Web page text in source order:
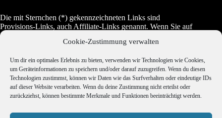
Cookie-Zustimmung verwalten
Um dir ein optimales Erlebnis zu bieten, verwenden wir Technologien wie Cookies,
um Geräteinformationen zu speichern und/oder darauf zuzugreifen. Wenn du diesen
Technologien zustimmst, können wir Daten wie das Surfverhalten oder eindeutige IDs
auf dieser Website verarbeiten. Wenn du deine Zustimmung nicht erteilst oder
zurückziehst, können bestimmte Merkmale und Funktionen beeinträchtigt werden.
Die mit Sternchen (*) gekennzeichneten Links sind
Provisions-Links, auch Affiliate-Links genannt. Wenn Sie auf
einen solchen Link klicken und auf der Zielseite etwas kaufen,
bekommen wir vom betreffenden Anbieter oder Online-Shop
beim Kauf oder beim Preis, manchmal wird es dadurch sogar
etwas günstiger.
Jugendschutz